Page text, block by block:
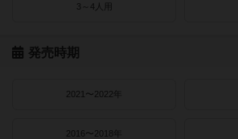
3～4人用
発売時期
2021〜2022年
2016〜2018年